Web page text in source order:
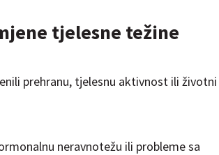
tjelesne težine
prehranu, tjelesnu aktivnost ili životni
neravnotežu ili probleme sa